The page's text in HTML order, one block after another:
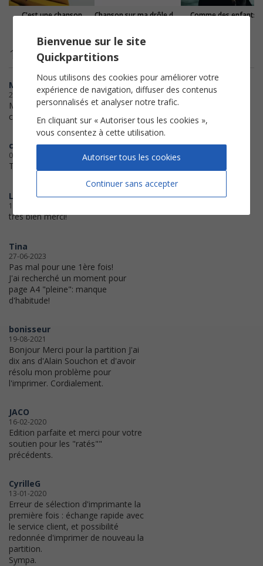
C'est une chanson Chanson sur ma drôle de vie Comme des enfants
16 avis clients
MaxSax
25-07-2026
Merci pour cette partition claire et
complète du piano voix.
cat63
04-11-2025
Très satisfaite de mon achat.
Loulou
16-06-2025
très bien merci!
Tina
27-06-2023
Pas mal pour une 1ère fois!
J'ai recherché un moment pour
page A4 "pleine": manque
d'habitude!
bonisseur
19-08-2021
Bonjour Merci pour la partition J'ai
dix ans d'Alain Souchon et d'avoir
résolu mon problème pour
l'imprimer. Cordialement.
JACO
16-02-2020
Edition parfaite et merci pour votre
soutien pour les "ratés""
précédents.
CyrilleG
13-01-2020
Erreur de sélection d'imprimante la
première fois : échange rapide avec
le service client, et possibilité
redonnée d'imprimer de nouveau la
partition.
Sympa.
Bienvenue sur le site
Quickpartitions
Nous utilisons des cookies pour améliorer votre
expérience de navigation, diffuser des contenus
personnalisés et analyser notre trafic.
En cliquant sur « Autoriser tous les cookies »,
vous consentez à cette utilisation.
Continuer sans accepter
Autoriser tous les cookies